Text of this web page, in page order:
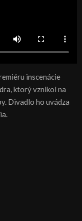
inscenácie
ktorý vznikol na
Divadlo ho uvádza